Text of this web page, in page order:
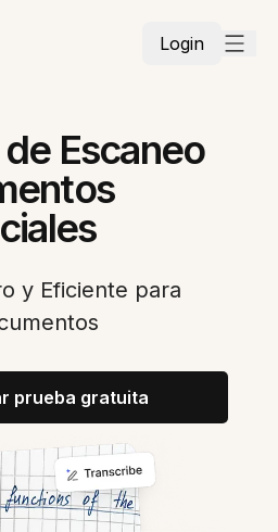
Login
Escaneo
y Eficiente para
prueba gratuita